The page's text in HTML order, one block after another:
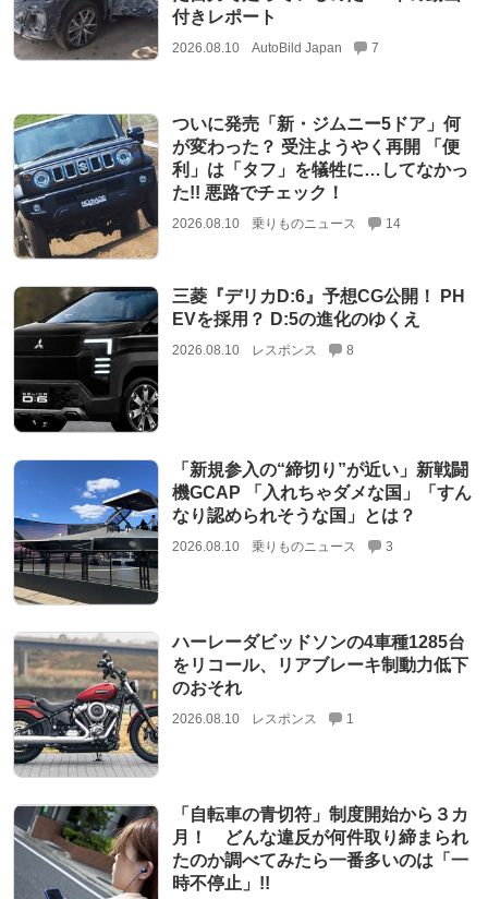
付きレポート
2026.08.10 AutoBild Japan 7
ついに発売「新・ジムニー5ドア」何
が変わった？ 受注ようやく再開 「便
利」は「タフ」を犠牲に…してなかっ
た!! 悪路でチェック！
2026.08.10 乗りものニュース 14
三菱『デリカD:6』予想CG公開！ PH
EVを採用？ D:5の進化のゆくえ
2026.08.10 レスポンス 8
「新規参入の“締切り”が近い」新戦闘
機GCAP 「入れちゃダメな国」「すん
なり認められそうな国」とは？
2026.08.10 乗りものニュース 3
ハーレーダビッドソンの4車種1285台
をリコール、リアブレーキ制動力低下
のおそれ
2026.08.10 レスポンス 1
「自転車の青切符」制度開始から３カ
月！ どんな違反が何件取り締まられ
たのか調べてみたら一番多いのは「一
時不停止」!!